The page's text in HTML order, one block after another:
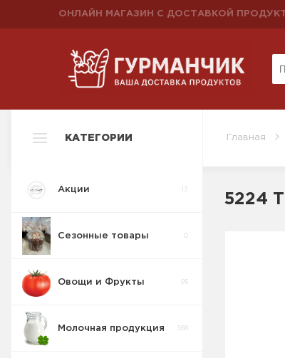
ОНЛАЙН МАГАЗИН С ДОСТАВКОЙ
Главная
КАТЕГОРИИ
Акции 13
Сезонные товары
Овощи и Фрукты 95
Молочная продукция 368
5224